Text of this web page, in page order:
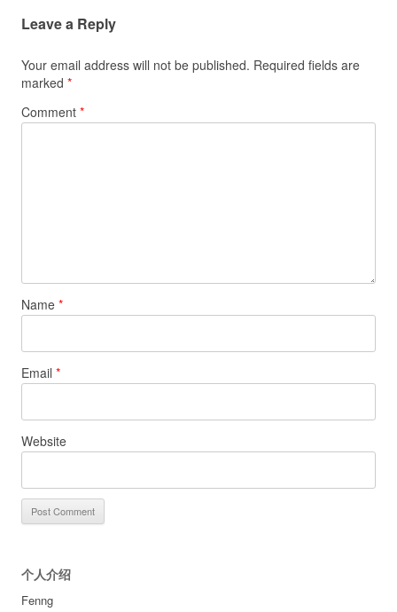
Leave a Reply
Your email address will not be published. Required fields are
marked *
Comment *
Name *
Email *
Website
个人介绍
Fenng